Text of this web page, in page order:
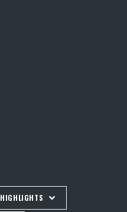
HIGHLIGHTS